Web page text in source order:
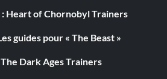
: Heart of Chornobyl Trainers
guides pour « The Beast »
Dark Ages Trainers